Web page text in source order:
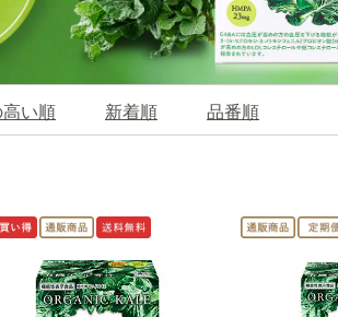
い順 新着順 品番順